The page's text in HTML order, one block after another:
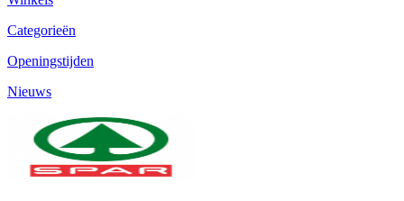
Categorieën
Openingstijden
Nieuws